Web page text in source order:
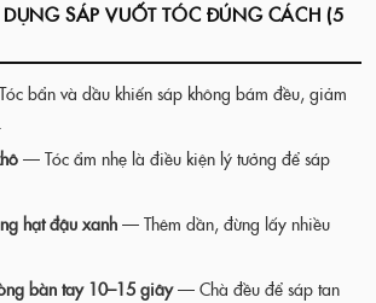
SÁP VUỐT TÓC ĐÚNG CÁCH (5
bẩn và dầu khiến sáp không bám đều, giảm
— Tóc ẩm nhẹ là điều kiện lý tưởng để sáp
hạt đậu xanh — Thêm dần, đừng lấy nhiều
bàn tay 10–15 giây— Chà đều để sáp tan